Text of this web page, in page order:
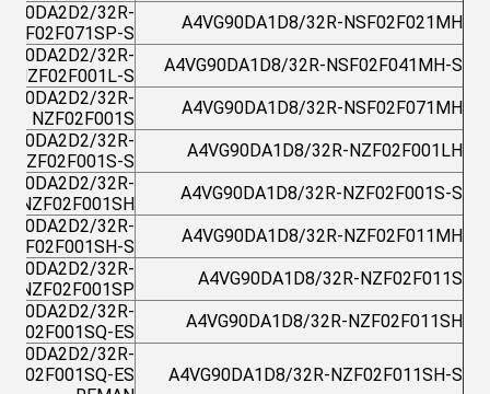
A4VG90DA1D8/32R-NSF02F021MH
32R-
NXF02F071SP-S
A4VG90DA1D8/32R-NSF02F041MH-S
32R-
NZF02F001L-S
A4VG90DA1D8/32R-NSF02F071MH
32R-
NZF02F001S
A4VG90DA1D8/32R-NZF02F001LH
32R-
NZF02F001S-S
A4VG90DA1D8/32R-NZF02F001S-S
32R-
NZF02F001SH
A4VG90DA1D8/32R-NZF02F011MH
32R-
NZF02F001SH-S
A4VG90DA1D8/32R-NZF02F011S
32R-
NZF02F001SP
A4VG90DA1D8/32R-NZF02F011SH
32R-
ES
A4VG90DA1D8/32R-NZF02F011SH-S
32R-
ES